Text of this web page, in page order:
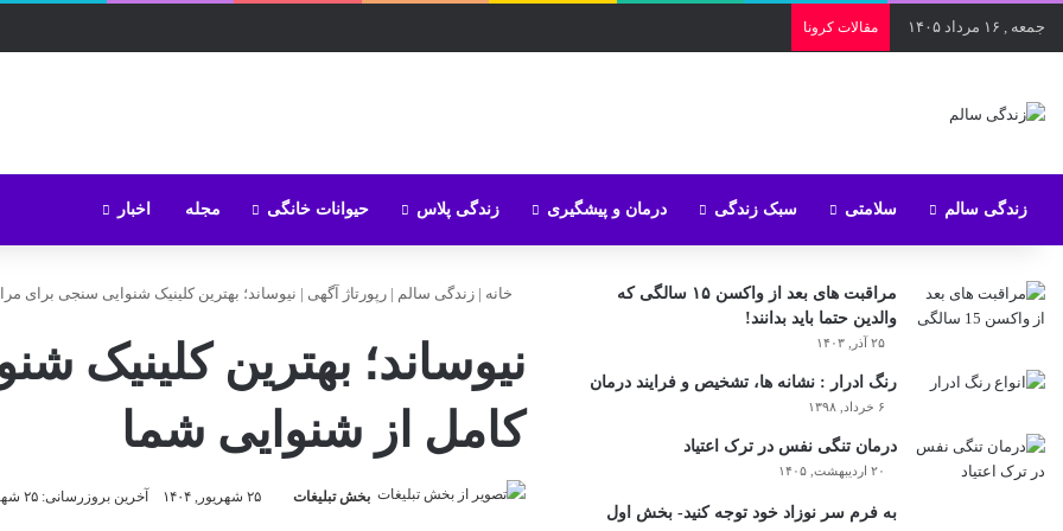
جمعه , ۱۶ مرداد ۱۴۰۵ مقالات کرونا
زندگی سالم سلامتی سبک زندگی درمان و پیشگیری زندگی پلاس حیوانات خانگی مجله اخبار
خانه | زندگی سالم | رپورتاژ آگهی | نیوساند؛ بهترین کلینیک شنوایی‌ سنجی برای
نیوساند؛ بهترین کلینیک
کامل از شنوایی شما
بخش تبلیغات ۲۵ شهریور, ۱۴۰۴ آخرین بروزرسانی: ۲۵ شهریور, ۱۴۰۴
مراقبت های بعد از واکسن ۱۵ سالگی که
والدین حتما باید بدانند!
۲۵ آذر, ۱۴۰۳
رنگ ادرار : نشانه ها، تشخیص و فرایند درمان
۶ خرداد, ۱۳۹۸
درمان تنگی نفس در ترک اعتیاد
۲۰ اردیبهشت, ۱۴۰۵
به فرم سر نوزاد خود توجه کنید- بخش اول